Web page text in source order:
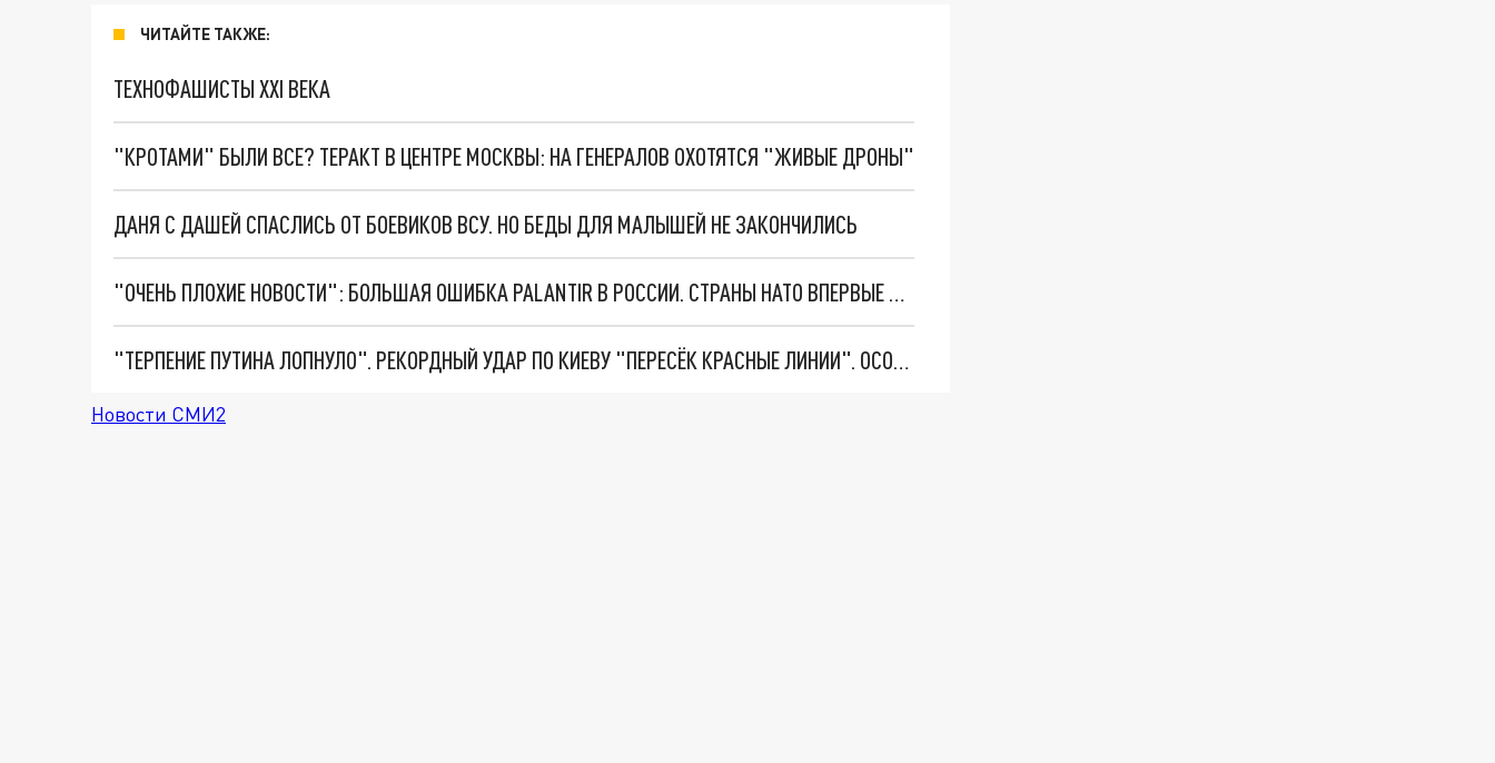
ЧИТАЙТЕ ТАКЖЕ:
ТЕХНОФАШИСТЫ XXI ВЕКА
"КРОТАМИ" БЫЛИ ВСЕ? ТЕРАКТ В ЦЕНТРЕ МОСКВЫ: НА ГЕНЕРАЛОВ ОХОТЯТСЯ "ЖИВЫЕ ДРОНЫ"
ДАНЯ С ДАШЕЙ СПАСЛИСЬ ОТ БОЕВИКОВ ВСУ. НО БЕДЫ ДЛЯ МАЛЫШЕЙ НЕ ЗАКОНЧИЛИСЬ
"ОЧЕНЬ ПЛОХИЕ НОВОСТИ": БОЛЬШАЯ ОШИБКА PALANTIR В РОССИИ. СТРАНЫ НАТО ВПЕРВЫЕ ЗА СВО ОСТАНОВИЛИ ПОСТАВКИ ОРУЖИЯ. ВСУ ТЕРЯЮТ ПРИГРАНИЧЬЕ?
"ТЕРПЕНИЕ ПУТИНА ЛОПНУЛО". РЕКОРДНЫЙ УДАР ПО КИЕВУ "ПЕРЕСЁК КРАСНЫЕ ЛИНИИ". ОСОБЫЕ СПЕЦЫ КНДР НА ЛБС? ТАЙНЫЕ ПЕРЕГОВОРЫ ЕВРОПЫ И МОСКВЫ
Новости СМИ2